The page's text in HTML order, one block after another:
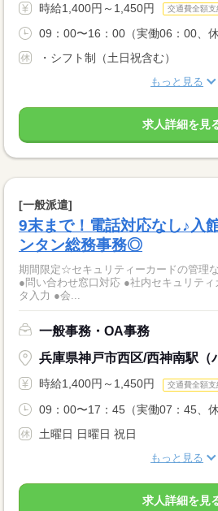
時給1,400円～1,450円 交通費全額支
09：00〜16：00（実働06：00、
・シフト制（土日祝含む）
もっと見る
求人詳細を見
[一般派遣]
9末まで！電話対応なし♪入
ンタン総務事務◎
期間限定☆セキュリティーカードの管理など♪窓口
●問い合わせ窓口対応 ●社内セキュリテ
タ入力 ●会...
一般事務・OA事務
兵庫県神戸市西区/西神南駅（
時給1,400円～1,450円 交通費全額支
09：00〜17：45（実働07：45、
土曜日 日曜日 祝日
もっと見る
求人詳細を見